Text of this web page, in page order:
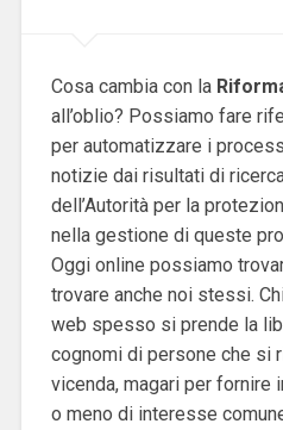
Cosa cambia con la
all’oblio? Possiamo fare
per automatizzare i
notizie dai risultati di
dell’Autorità per la
nella gestione di queste
Oggi online possiamo
trovare anche noi stessi.
web spesso si prende la
cognomi di persone che si
vicenda, magari per fornire
o meno di interesse